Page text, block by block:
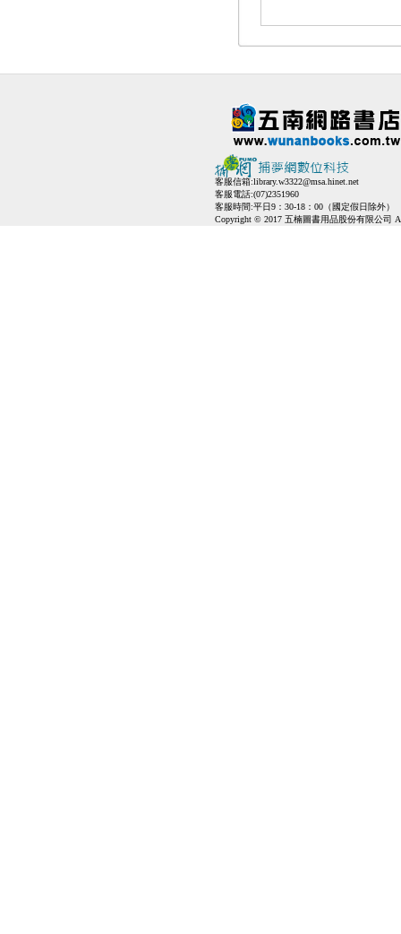
客服信箱:library.w3322@msa.hinet.net
客服電話:(07)2351960
客服時間:平日9：30-18：00（國定假日除外）
Copyright © 2017 五楠圖書用品股份有限公司